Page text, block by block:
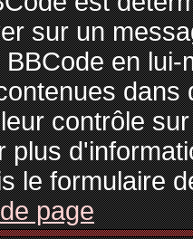
sur un
en
contrôle
plus
le formulaire
page